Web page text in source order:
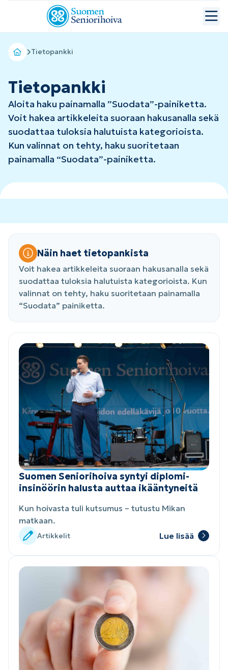
Tietopankki
Tietopankki
Aloita haku painamalla ”Suodata”-painiketta.
Voit hakea artikkeleita suoraan hakusanalla sekä
suodattaa tuloksia halutuista kategorioista.
Kun valinnat on tehty, haku suoritetaan
painamalla “Suodata”-painiketta.
Näin haet tietopankista
Voit hakea artikkeleita suoraan hakusanalla sekä
suodattaa tuloksia halutuista kategorioista. Kun
valinnat on tehty, haku suoritetaan painamalla
“Suodata” painiketta.
Suomen Seniorihoiva syntyi diplomi-
insinöörin halusta auttaa ikääntyneitä
Kun hoivasta tuli kutsumus – tutustu Mikan
matkaan.
Artikkelit Lue lisää